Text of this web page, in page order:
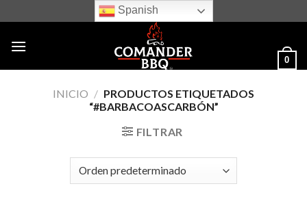
to
content
Spanish
0
INICIO / PRODUCTOS ETIQUETADOS
“#BARBACOASCARBÓN”
FILTRAR